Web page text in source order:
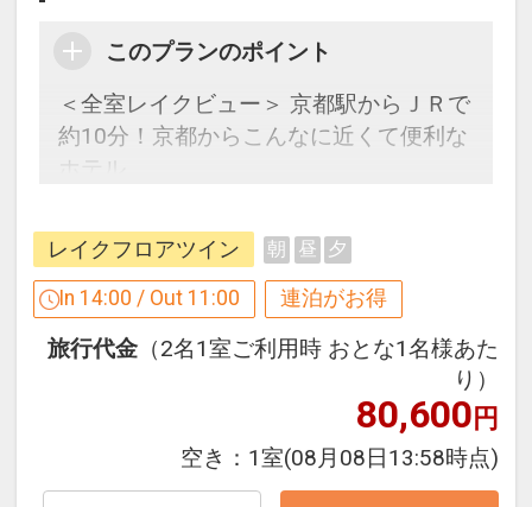
このプランのポイント
＜全室レイクビュー＞ 京都駅からＪＲで
約10分！京都からこんなに近くて便利な
ホテル
【連泊するとお得】連泊割引がございま
す
連泊の場合、
1泊目より1泊につきおひとり様５００
円引
※割引適用後のご旅行代金は、カレンダ
ーからお進みいただいた後表示される
「空室照会結果確認画面」でご確認くだ
レイクフロアツイン 朝 昼 夕
In 14:00 / Out 11:00 連泊がお得
旅行代金 （2名1室ご利用時 おとな1名様あた
り）
80,600円
空き： 1室(08月08日13:58時点)